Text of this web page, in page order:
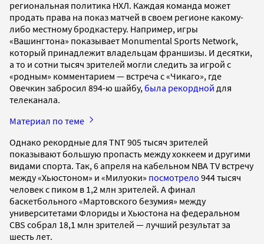
региональная политика НХЛ. Каждая команда может
продать права на показ матчей в своем регионе какому-
либо местному бродкастеру. Например, игры
«Вашингтона» показывает Monumental Sports Network,
который принадлежит владельцам франшизы. И десятки,
а то и сотни тысяч зрителей могли следить за игрой с
«родным» комментарием — встреча с «Чикаго», где
Овечкин забросил 894-ю шайбу, была рекордной для
телеканала.
Материал по теме
Однако рекордные для TNT 905 тысяч зрителей
показывают большую пропасть между хоккеем и другими
видами спорта. Так, 6 апреля на кабельном NBA TV встречу
между «Хьюстоном» и «Милуоки» посмотрело 944 тысяч
человек с пиком в 1,2 млн зрителей. А финал
баскетбольного «Мартовского безумия» между
университетами Флориды и Хьюстона на федеральном
CBS собрал 18,1 млн зрителей — лучший результат за
шесть лет.